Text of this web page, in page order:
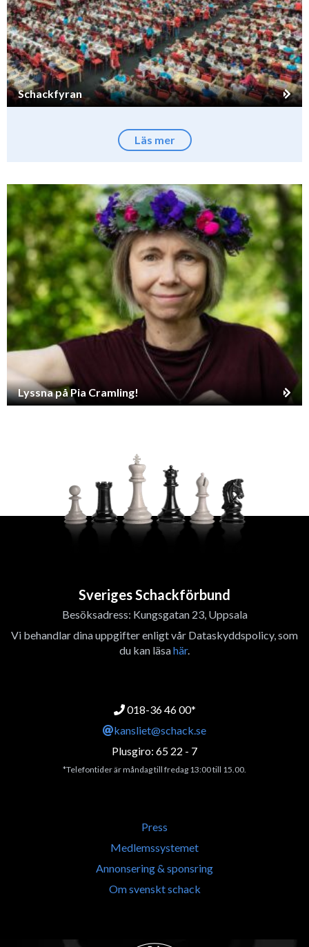
Schackfyran
Läs mer
Lyssna på Pia Cramling!
Sveriges Schackförbund
Besöksadress: Kungsgatan 23, Uppsala
Vi behandlar dina uppgifter enligt vår Dataskyddspolicy, som
du kan läsahär.
018-36 46 00*
kansliet@schack.se
Plusgiro: 65 22 - 7
*Telefontider är måndag till fredag 13:00 till 15.00.
Press
Medlemssystemet
Annonsering & sponsring
Om svenskt schack